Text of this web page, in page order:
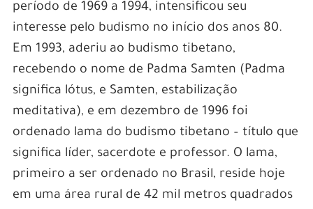
período de 1969 a 1994, intensificou seu
interesse pelo budismo no início dos anos 80.
Em 1993, aderiu ao budismo tibetano,
recebendo o nome de Padma Samten (Padma
significa lótus, e Samten, estabilização
meditativa), e em dezembro de 1996 foi
ordenado lama do budismo tibetano – título que
significa líder, sacerdote e professor. O lama,
primeiro a ser ordenado no Brasil, reside hoje
em uma área rural de 42 mil metros quadrados